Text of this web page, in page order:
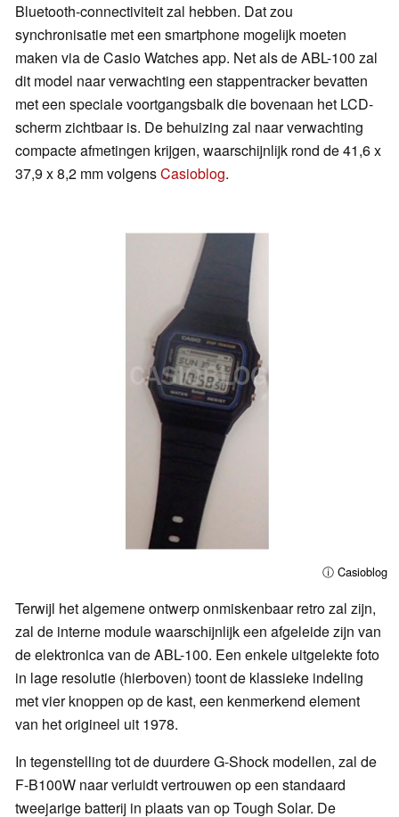
Bluetooth-connectiviteit zal hebben. Dat zou
synchronisatie met een smartphone mogelijk moeten
maken via de Casio Watches app. Net als de ABL-100 zal
dit model naar verwachting een stappentracker bevatten
met een speciale voortgangsbalk die bovenaan het LCD-
scherm zichtbaar is. De behuizing zal naar verwachting
compacte afmetingen krijgen, waarschijnlijk rond de 41,6 x
37,9 x 8,2 mm volgensCasioblog.
ⓘ Casioblog
Terwijl het algemene ontwerp onmiskenbaar retro zal zijn,
zal de interne module waarschijnlijk een afgeleide zijn van
de elektronica van de ABL-100. Een enkele uitgelekte foto
in lage resolutie (hierboven) toont de klassieke indeling
met vier knoppen op de kast, een kenmerkend element
van het origineel uit 1978.
In tegenstelling tot de duurdere G-Shock modellen, zal de
F-B100W naar verluidt vertrouwen op een standaard
tweejarige batterij in plaats van op Tough Solar. De